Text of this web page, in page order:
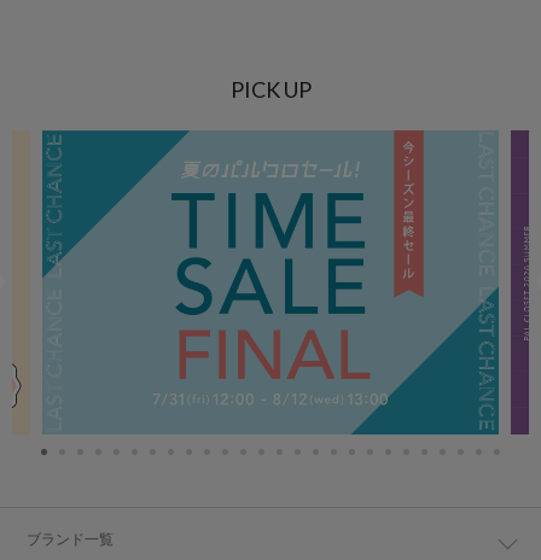
PICK UP
ブランド一覧